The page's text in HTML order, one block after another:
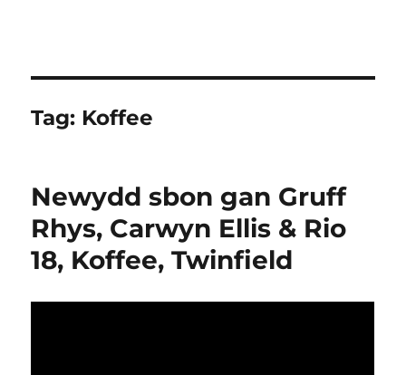
Tag: Koffee
Newydd sbon gan Gruff
Rhys, Carwyn Ellis & Rio
18, Koffee, Twinfield